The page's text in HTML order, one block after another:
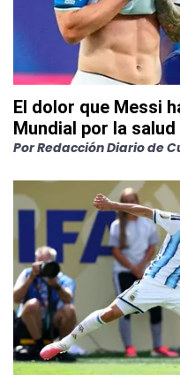
El dolor que Messi
Mundial por la
PorRedacción Diario de